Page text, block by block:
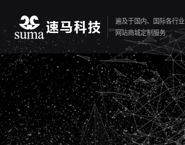
遍及于国内、国际各行业
网站商城定制服务